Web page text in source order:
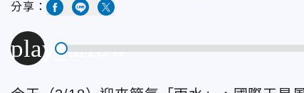
分享：
play_arrow